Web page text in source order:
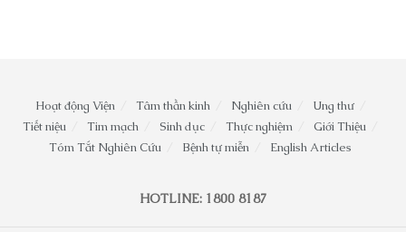
Hoạt động Viện Tâm thần kinh Nghiên cứu
Ung thư
Tiết niệu
Tim mạch Sinh dục Thực nghiệm
Giới Thiệu
Tóm Tắt Nghiên Cứu
Bệnh tự miễn English Articles
HOTLINE: 1800 8187